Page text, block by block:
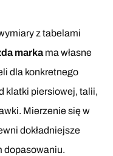
z tabelami
markama własne
dla konkretnego
klatki piersiowej, talii,
Mierzenie się w
dokładniejsze
dopasowaniu.